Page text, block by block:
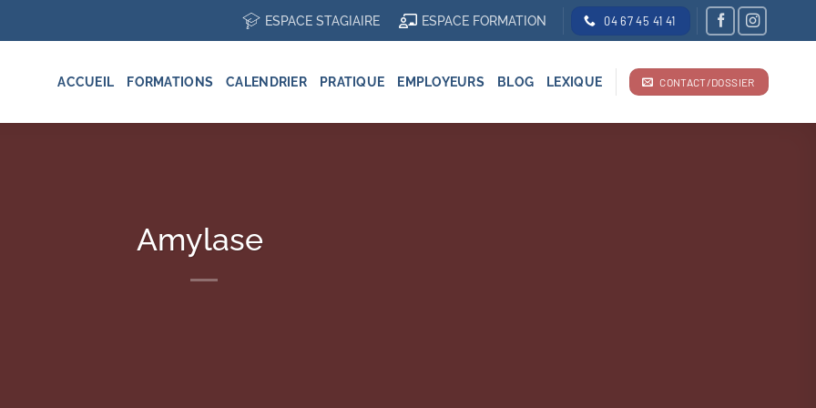
ESPACE STAGIAIRE ESPACE FORMATION 04 67 45 41 41
ACCUEIL FORMATIONS CALENDRIER PRATIQUE EMPLOYEURS BLOG LEXIQUE CONTACT/DOSSIER
Amylase